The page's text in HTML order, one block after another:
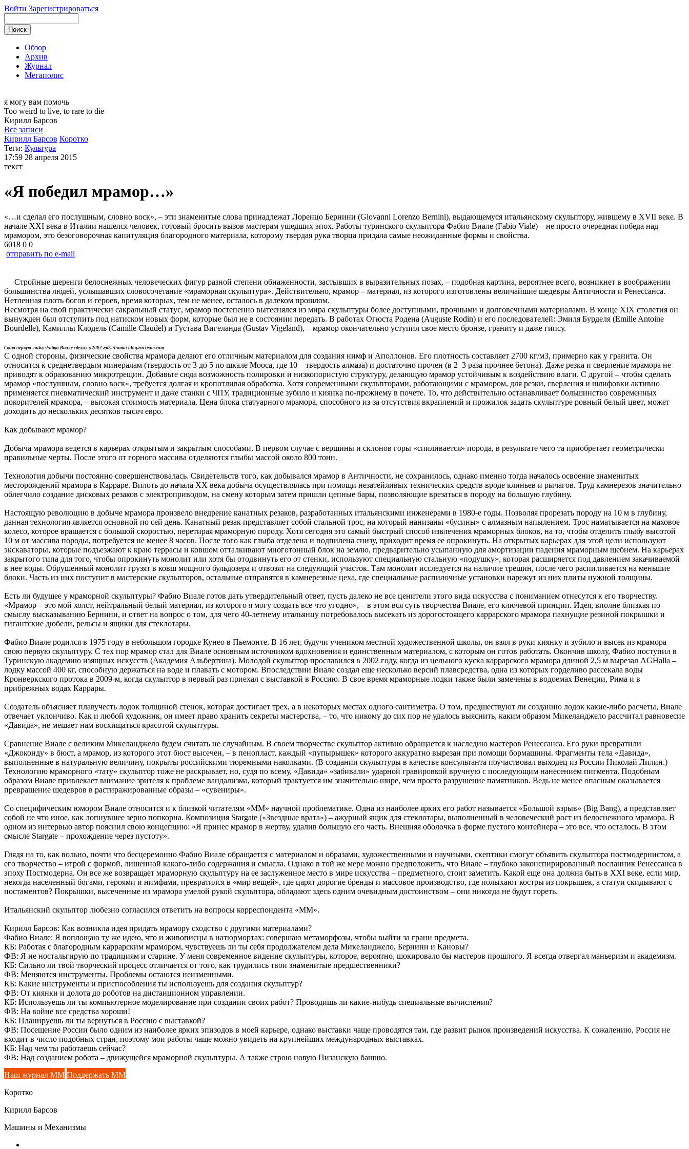
Войти Зарегистрироваться
Обзор
Архив
Журнал
Мегаполис
я могу вам помочь
Too weird to live, to rare to die
Кирилл Барсов
Все записи
Кирилл Барсов Коротко
Теги: Культура
17:59 28 апреля 2015
текст
«Я победил мрамор…»
«…и сделал его послушным, словно воск», – эти знаменитые слова принадлежат Лоренцо Бернини (Giovanni Lorenzo Bernini), выдающемуся итальянскому скульптору, жившему в XVII веке. В
начале XXI века в Италии нашелся человек, готовый бросить вызов мастерам ушедших эпох. Работы туринского скульптора Фабио Виале (Fabio Viale) – не просто очередная победа над
мрамором, это безоговорочная капитуляция благородного материала, которому твердая рука творца придала самые неожиданные формы и свойства.
6018 0 0
отправить по e-mail
Стройные шеренги белоснежных человеческих фигур разной степени обнаженности, застывших в выразительных позах, – подобная картина, вероятнее всего, возникнет в воображении
большинства людей, услышавших словосочетание «мраморная скульптура». Действительно, мрамор – материал, из которого изготовлены величайшие шедевры Античности и Ренессанса.
Нетленная плоть богов и героев, время которых, тем не менее, осталось в далеком прошлом.
Несмотря на свой практически сакральный статус, мрамор постепенно вытеснялся из мира скульптуры более доступными, прочными и долговечными материалами. В конце XIX столетия он
вынужден был отступить под натиском новых форм, которые был не в состоянии передать. В работах Огюста Родена (Auguste Rodin) и его последователей: Эмиля Бурделя (Emille Antoine
Bourdelle), Камиллы Клодель (Camille Claudel) и Густава Вигеланда (Gustav Vigeland), – мрамор окончательно уступил свое место бронзе, граниту и даже гипсу.
Свою первую лодку Фабио Виале сделал в 2002 году. Фото: blog.eorteam.com
С одной стороны, физические свойства мрамора делают его отличным материалом для создания нимф и Аполлонов. Его плотность составляет 2700 кг/м3, примерно как у гранита. Он
относится к среднетвердым минералам (твердость от 3 до 5 по шкале Мооса, где 10 – твердость алмаза) и достаточно прочен (в 2–3 раза прочнее бетона). Даже резка и сверление мрамора не
приводят к образованию микротрещин. Добавьте сюда возможность полировки и низкопористую структуру, делающую мрамор устойчивым к воздействию влаги. С другой – чтобы сделать
мрамор «послушным, словно воск», требуется долгая и кропотливая обработка. Хотя современными скульпторами, работающими с мрамором, для резки, сверления и шлифовки активно
применяется пневматический инструмент и даже станки с ЧПУ, традиционные зубило и киянка по-прежнему в почете. То, что действительно останавливает большинство современных
покорителей мрамора, – высокая стоимость материала. Цена блока статуарного мрамора, способного из-за отсутствия вкраплений и прожилок задать скульптуре ровный белый цвет, может
доходить до нескольких десятков тысяч евро.
Как добывают мрамор?
Добыча мрамора ведется в карьерах открытым и закрытым способами. В первом случае с вершины и склонов горы «спиливается» порода, в результате чего та приобретает геометрически
правильные черты. После этого от горного массива отделяются глыбы массой около 800 тонн.
Технология добычи постоянно совершенствовалась. Свидетельств того, как добывался мрамор в Античности, не сохранилось, однако именно тогда началось освоение знаменитых
месторождений мрамора в Карраре. Вплоть до начала XX века добыча осуществлялась при помощи незатейливых технических средств вроде клиньев и рычагов. Труд камнерезов значительно
облегчило создание дисковых резаков с электроприводом, на смену которым затем пришли цепные бары, позволяющие врезаться в породу на большую глубину.
Настоящую революцию в добыче мрамора произвело внедрение канатных резаков, разработанных итальянскими инженерами в 1980-е годы. Позволяя прорезать породу на 10 м в глубину,
данная технология является основной по сей день. Канатный резак представляет собой стальной трос, на который нанизаны «бусины» с алмазным напылением. Трос наматывается на маховое
колесо, которое вращается с большой скоростью, перетирая мраморную породу. Хотя сегодня это самый быстрый способ извлечения мраморных блоков, на то, чтобы отделить глыбу высотой
10 м от массива породы, потребуется не менее 8 часов. После того как глыба отделена и подпилена снизу, приходит время ее опрокинуть. На открытых карьерах для этой цели используют
экскаваторы, которые подъезжают к краю террасы и ковшом отталкивают многотонный блок на землю, предварительно усыпанную для амортизации падения мраморным щебнем. На карьерах
закрытого типа для того, чтобы опрокинуть монолит или хотя бы отодвинуть его от стенки, используют специальную стальную «подушку», которая расширяется под давлением закачиваемой
в нее воды. Обрушенный монолит грузят в ковш мощного бульдозера и отвозят на следующий участок. Там монолит исследуется на наличие трещин, после чего распиливается на меньшие
блоки. Часть из них поступит в мастерские скульпторов, остальные отправятся в камнерезные цеха, где специальные распилочные установки нарежут из них плиты нужной толщины.
Есть ли будущее у мраморной скульптуры? Фабио Виале готов дать утвердительный ответ, пусть далеко не все ценители этого вида искусства с пониманием отнесутся к его творчеству.
«Мрамор – это мой холст, нейтральный белый материал, из которого я могу создать все что угодно», – в этом вся суть творчества Виале, его ключевой принцип. Идея, вполне близкая по
смыслу высказыванию Бернини, и ответ на вопрос о том, для чего 40-летнему итальянцу потребовалось высекать из дорогостоящего каррарского мрамора пахнущие резиной покрышки и
гигантские дюбели, рельсы и ящики для стеклотары.
Фабио Виале родился в 1975 году в небольшом городке Кунео в Пьемонте. В 16 лет, будучи учеником местной художественной школы, он взял в руки киянку и зубило и высек из мрамора
свою первую скульптуру. С тех пор мрамор стал для Виале основным источником вдохновения и единственным материалом, с которым он готов работать. Окончив школу, Фабио поступил в
Туринскую академию изящных искусств (Академия Альбертина). Молодой скульптор прославился в 2002 году, когда из цельного куска каррарского мрамора длиной 2,5 м вырезал AGHalla –
лодку массой 400 кг, способную держаться на воде и плавать с мотором. Впоследствии Виале создал еще несколько версий плавсредства, одна из которых горделиво рассекала воды
Кронверкского протока в 2009-м, когда скульптор в первый раз приехал с выставкой в Россию. В свое время мраморные лодки также были замечены в водоемах Венеции, Рима и в
прибрежных водах Каррары.
Создатель объясняет плавучесть лодок толщиной стенок, которая достигает трех, а в некоторых местах одного сантиметра. О том, предшествуют ли созданию лодок какие-либо расчеты, Виале
отвечает уклончиво. Как и любой художник, он имеет право хранить секреты мастерства, – то, что никому до сих пор не удалось выяснить, каким образом Микеланджело рассчитал равновесие
«Давида», не мешает нам восхищаться красотой скульптуры.
Сравнение Виале с великим Микеланджело будем считать не случайным. В своем творчестве скульптор активно обращается к наследию мастеров Ренессанса. Его руки превратили
«Джоконду» в бюст, а мрамор, из которого этот бюст высечен, – в пенопласт, каждый «пупырышек» которого аккуратно вырезан при помощи бормашины. Фрагменты тела «Давида»,
выполненные в натуральную величину, покрыты российскими тюремными наколками. (В создании скульптуры в качестве консультанта поучаствовал выходец из России Николай Лилин.)
Технологию мраморного «тату» скульптор тоже не раскрывает, но, судя по всему, «Давида» «забивали» ударной гравировкой вручную с последующим нанесением пигмента. Подобным
образом Виале привлекает внимание зрителя к проблеме вандализма, который трактуется им значительно шире, чем просто разрушение памятников. Ведь не менее опасным оказывается
превращение шедевров в растиражированные образы – «сувениры».
Со специфическим юмором Виале относится и к близкой читателям «ММ» научной проблематике. Одна из наиболее ярких его работ называется «Большой взрыв» (Big Bang), а представляет
собой не что иное, как лопнувшее зерно попкорна. Композиция Stargate («Звездные врата») – ажурный ящик для стеклотары, выполненный в человеческий рост из белоснежного мрамора. В
одном из интервью автор пояснил свою концепцию: «Я принес мрамор в жертву, удалив большую его часть. Внешняя оболочка в форме пустого контейнера – это все, что осталось. В этом
смысле Stargate – прохождение через пустоту».
Глядя на то, как вольно, почти что бесцеремонно Фабио Виале обращается с материалом и образами, художественными и научными, скептики смогут объявить скульптора постмодернистом, а
его творчество – игрой с формой, лишенной какого-либо содержания и смысла. Однако в той же мере можно предположить, что Виале – глубоко законспирированный посланник Ренессанса в
эпоху Постмодерна. Он все же возвращает мраморную скульптуру на ее заслуженное место в мире искусства – предметного, стоит заметить. Какой еще она должна быть в XXI веке, если мир,
некогда населенный богами, героями и нимфами, превратился в «мир вещей», где царят дорогие бренды и массовое производство, где полыхают костры из покрышек, а статуи скидывают с
постаментов? Покрышки, высеченные из мрамора умелой рукой скульптора, обладают здесь одним очевидным достоинством – они никогда не будут гореть.
Итальянский скульптор любезно согласился ответить на вопросы корреспондента «ММ».
Кирилл Барсов: Как возникла идея придать мрамору сходство с другими материалами?
Фабио Виале: Я воплощаю ту же идею, что и живописцы в натюрмортах: совершаю метаморфозы, чтобы выйти за грани предмета.
КБ: Работая с благородным каррарским мрамором, чувствуешь ли ты себя продолжателем дела Микеланджело, Бернини и Кановы?
ФВ: Я не ностальгирую по традициям и старине. У меня современное видение скульптуры, которое, вероятно, шокировало бы мастеров прошлого. Я всегда отвергал маньеризм и академизм.
КБ: Сильно ли твой творческий процесс отличается от того, как трудились твои знаменитые предшественники?
ФВ: Меняются инструменты. Проблемы остаются неизменными.
КБ: Какие инструменты и приспособления ты используешь для создания скульптур?
ФВ: От киянки и долота до роботов на дистанционном управлении.
КБ: Используешь ли ты компьютерное моделирование при создании своих работ? Проводишь ли какие-нибудь специальные вычисления?
ФВ: На войне все средства хороши!
КБ: Планируешь ли ты вернуться в Россию с выставкой?
ФВ: Посещение России было одним из наиболее ярких эпизодов в моей карьере, однако выставки чаще проводятся там, где развит рынок произведений искусства. К сожалению, Россия не
входит в число подобных стран, поэтому мои работы чаще можно увидеть на крупнейших международных выставках.
КБ: Над чем ты работаешь сейчас?
ФВ: Над созданием робота – движущейся мраморной скульптуры. А также строю новую Пизанскую башню.
Наш журнал ММ Поддержать ММ
Коротко
Кирилл Барсов
Машины и Механизмы